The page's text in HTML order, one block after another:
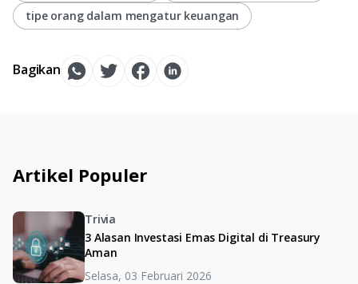
tipe orang dalam mengatur keuangan
Bagikan
Artikel Populer
Trivia
3 Alasan Investasi Emas Digital di Treasury
Aman
Selasa, 03 Februari 2026